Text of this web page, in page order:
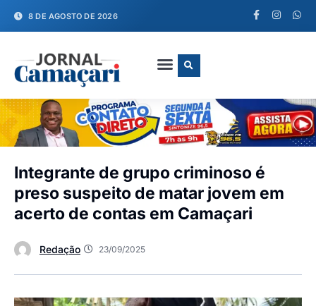
8 DE AGOSTO DE 2026
Integrante de grupo criminoso é
preso suspeito de matar jovem em
acerto de contas em Camaçari
Redação 23/09/2025